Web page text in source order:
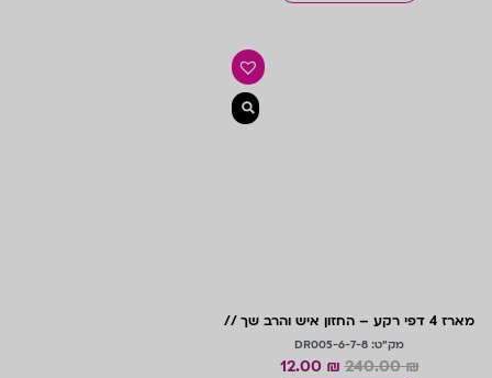
מארז 4 דפי רקע – החזון איש והרב שך //
חשון
מק"ט: DR005-6-7-8
₪
240.00
₪
12.00